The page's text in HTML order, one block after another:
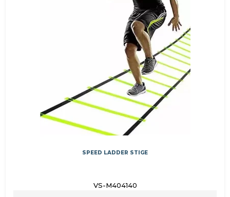
SPEED LADDER STIGE
VS-M404140